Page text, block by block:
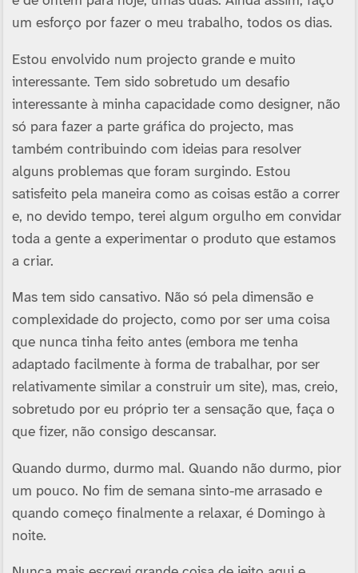
um esforço por fazer o meu trabalho, todos os dias.
Estou envolvido num projecto grande e muito
interessante. Tem sido sobretudo um desafio
interessante à minha capacidade como designer, não
só para fazer a parte gráfica do projecto, mas
também contribuindo com ideias para resolver
alguns problemas que foram surgindo. Estou
satisfeito pela maneira como as coisas estão a correr
e, no devido tempo, terei algum orgulho em convidar
toda a gente a experimentar o produto que estamos
a criar.
Mas tem sido cansativo. Não só pela dimensão e
complexidade do projecto, como por ser uma coisa
que nunca tinha feito antes (embora me tenha
adaptado facilmente à forma de trabalhar, por ser
relativamente similar a construir um site), mas, creio,
sobretudo por eu próprio ter a sensação que, faça o
que fizer, não consigo descansar.
Quando durmo, durmo mal. Quando não durmo, pior
um pouco. No fim de semana sinto-me arrasado e
quando começo finalmente a relaxar, é Domingo à
noite.